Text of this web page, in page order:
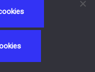
WordPress
nous